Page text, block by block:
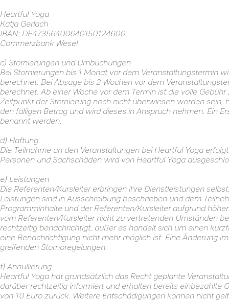
Heartful Yoga
Katja Gerlach
IBAN: DE47356400640150124600
Commerzbank Wesel
c) Stornierungen und Umbuchungen
Bei Stornierungen bis 1 Monat vor dem Veranstaltungstermin
berechnet. Bei Absage bis 2 Wochen vor dem
berechnet. Ab einer Woche vor dem Termin ist die volle
Zeitpunkt der Stornierung noch nicht überwiesen worden sein,
den fälligen Betrag und wird dieses in Anspruch nehmen. Ein
benannt werden.
d) Haftung
Die Teilnahme an den Veranstaltungen bei Heartful Yoga
Personen und Sachschäden wird von Heartful Yoga
e) Leistungen
Die Referenten/Kursleiter erbringen ihre Dienstleistungen
Leistungen sind in Ausschreibung beschrieben und dem
Programminhalte und der Referenten/Kursleiter aufgrund
vom Referenten/Kursleiter nicht zu vertretenden Umständen
rechtzeitig benachrichtigt, außer es handelt sich um einen
eine Benachrichtigung nicht mehr möglich ist. Eine Änderung
greifenden Stornoregelungen.
f) Annullierung
Heartful Yoga hat grundsätzlich das Recht geplante
darüber rechtzeitig informiert und erhalten bereits einbezahlte
von 10 Euro zurück. Weitere Entschädigungen können nicht